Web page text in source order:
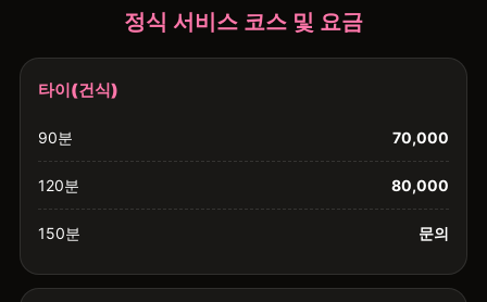
정식 서비스 코스 및 요금
타이(건식)
90분 70,000
120분 80,000
150분 문의